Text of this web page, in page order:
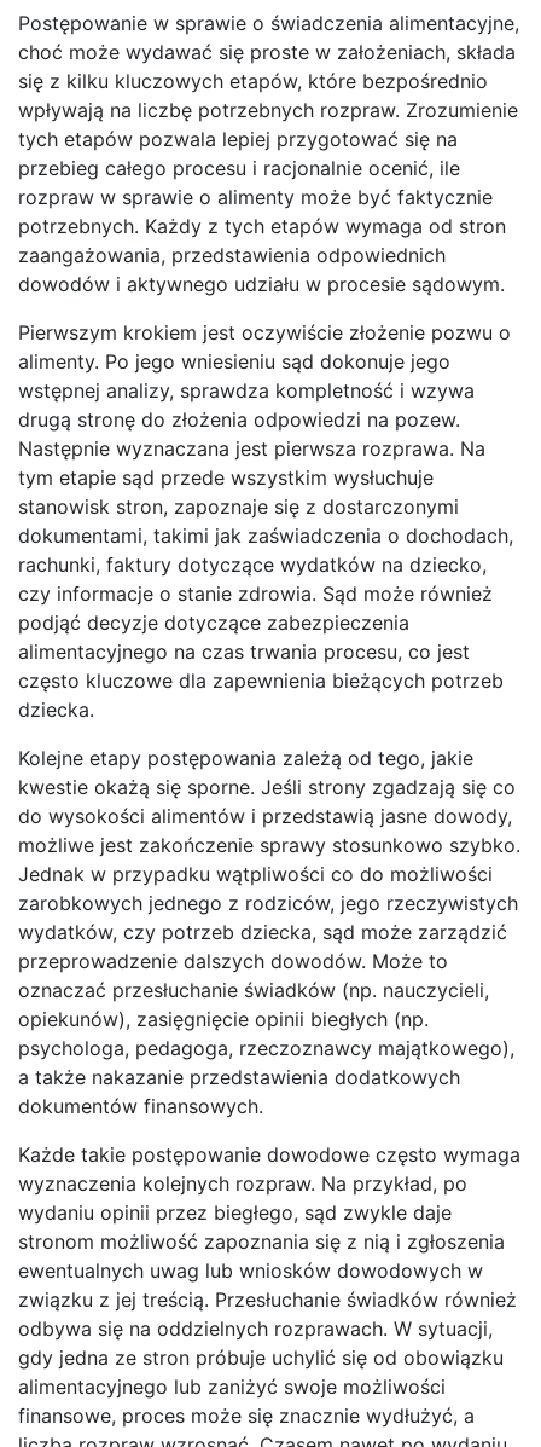
Postępowanie w sprawie o świadczenia alimentacyjne,
choć może wydawać się proste w założeniach, składa
się z kilku kluczowych etapów, które bezpośrednio
wpływają na liczbę potrzebnych rozpraw. Zrozumienie
tych etapów pozwala lepiej przygotować się na
przebieg całego procesu i racjonalnie ocenić, ile
rozpraw w sprawie o alimenty może być faktycznie
potrzebnych. Każdy z tych etapów wymaga od stron
zaangażowania, przedstawienia odpowiednich
dowodów i aktywnego udziału w procesie sądowym.
Pierwszym krokiem jest oczywiście złożenie pozwu o
alimenty. Po jego wniesieniu sąd dokonuje jego
wstępnej analizy, sprawdza kompletność i wzywa
drugą stronę do złożenia odpowiedzi na pozew.
Następnie wyznaczana jest pierwsza rozprawa. Na
tym etapie sąd przede wszystkim wysłuchuje
stanowisk stron, zapoznaje się z dostarczonymi
dokumentami, takimi jak zaświadczenia o dochodach,
rachunki, faktury dotyczące wydatków na dziecko,
czy informacje o stanie zdrowia. Sąd może również
podjąć decyzje dotyczące zabezpieczenia
alimentacyjnego na czas trwania procesu, co jest
często kluczowe dla zapewnienia bieżących potrzeb
dziecka.
Kolejne etapy postępowania zależą od tego, jakie
kwestie okażą się sporne. Jeśli strony zgadzają się co
do wysokości alimentów i przedstawią jasne dowody,
możliwe jest zakończenie sprawy stosunkowo szybko.
Jednak w przypadku wątpliwości co do możliwości
zarobkowych jednego z rodziców, jego rzeczywistych
wydatków, czy potrzeb dziecka, sąd może zarządzić
przeprowadzenie dalszych dowodów. Może to
oznaczać przesłuchanie świadków (np. nauczycieli,
opiekunów), zasięgnięcie opinii biegłych (np.
psychologa, pedagoga, rzeczoznawcy majątkowego),
a także nakazanie przedstawienia dodatkowych
dokumentów finansowych.
Każde takie postępowanie dowodowe często wymaga
wyznaczenia kolejnych rozpraw. Na przykład, po
wydaniu opinii przez biegłego, sąd zwykle daje
stronom możliwość zapoznania się z nią i zgłoszenia
ewentualnych uwag lub wniosków dowodowych w
związku z jej treścią. Przesłuchanie świadków również
odbywa się na oddzielnych rozprawach. W sytuacji,
gdy jedna ze stron próbuje uchylić się od obowiązku
alimentacyjnego lub zaniżyć swoje możliwości
finansowe, proces może się znacznie wydłużyć, a